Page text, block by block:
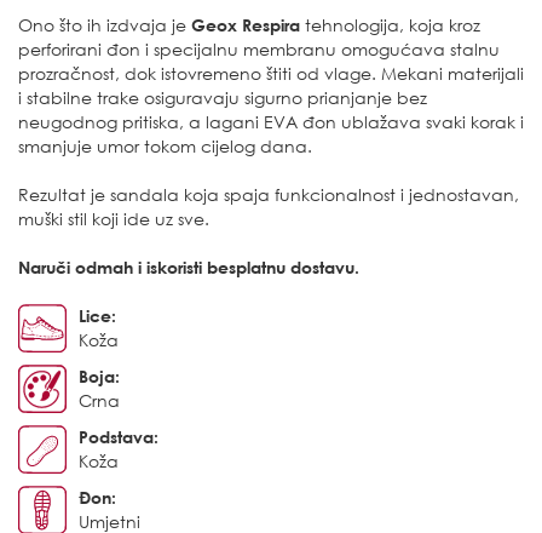
Ono što ih izdvaja je Geox Respira tehnologija, koja kroz
perforirani đon i specijalnu membranu omogućava stalnu
prozračnost, dok istovremeno štiti od vlage. Mekani materijali
i stabilne trake osiguravaju sigurno prianjanje bez
neugodnog pritiska, a lagani EVA đon ublažava svaki korak i
smanjuje umor tokom cijelog dana.
Rezultat je sandala koja spaja funkcionalnost i jednostavan,
muški stil koji ide uz sve.
Naruči odmah i iskoristi besplatnu dostavu.
Lice:
Koža
Boja:
Crna
Podstava:
Koža
Đon:
Umjetni